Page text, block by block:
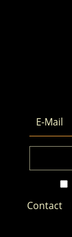
Contact